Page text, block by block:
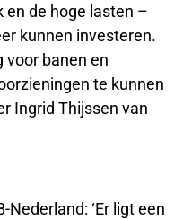
en de hoge lasten –
kunnen investeren.
voor banen en
te kunnen
Ingrid Thijssen van
‘Er ligt een